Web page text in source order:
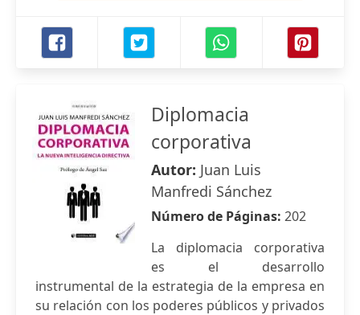
Diplomacia
corporativa
Autor: Juan Luis
Manfredi Sánchez
Número de Páginas: 202
La diplomacia corporativa
es el desarrollo
instrumental de la estrategia de la empresa en
su relación con los poderes públicos y privados